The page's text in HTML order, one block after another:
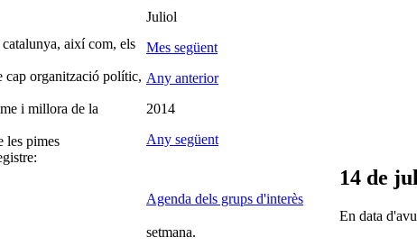
catalunya, així com, els
cap organització polític,
i millora de la
les pimes
Juliol
Mes següent
Any anterior
2014
Any següent
Agenda dels grups d'interès
14 de
En data
setmana.